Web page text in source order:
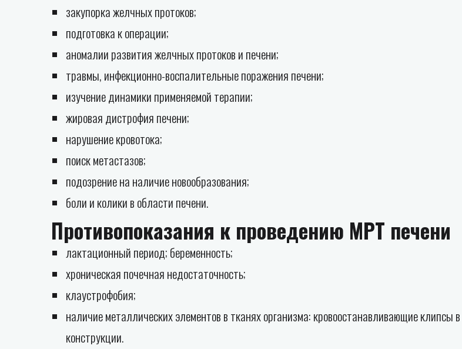
закупорка желчных протоков;
подготовка к операции;
аномалии развития желчных протоков и печени;
травмы, инфекционно-воспалительные поражения печени;
изучение динамики применяемой терапии;
жировая дистрофия печени;
нарушение кровотока;
поиск метастазов;
подозрение на наличие новообразования;
боли и колики в области печени.
Противопоказания к проведению МРТ печени
лактационный период; беременность;
хроническая почечная недостаточность;
клаустрофобия;
наличие металлических элементов в тканях организма: кровоостанавливающие
конструкции.